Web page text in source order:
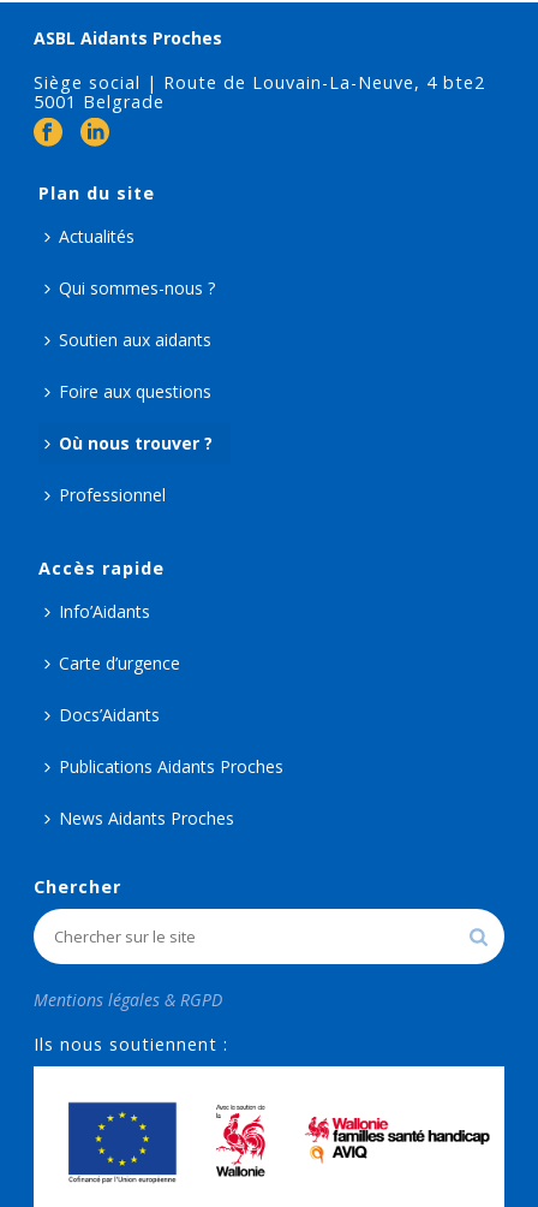
ASBL Aidants Proches
Siège social | Route de Louvain-La-Neuve, 4 bte2
5001 Belgrade
Plan du site
Actualités
Qui sommes-nous ?
Soutien aux aidants
Foire aux questions
Où nous trouver ?
Professionnel
Accès rapide
Info’Aidants
Carte d’urgence
Docs’Aidants
Publications Aidants Proches
News Aidants Proches
Chercher
Mentions légales & RGPD
Ils nous soutiennent :